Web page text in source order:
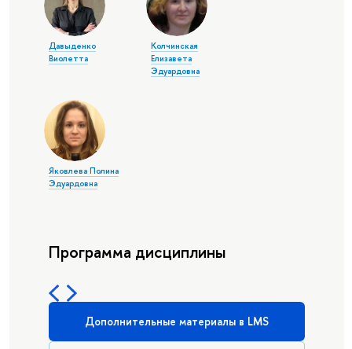
Давыденко
Виолетта
Колчинская
Елизавета
Эдуардовна
Яковлева Полина
Эдуардовна
Программа дисциплины
Дополнительные материалы в LMS